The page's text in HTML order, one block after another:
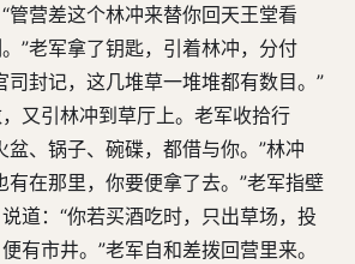
管营差这个林冲来替你回天王堂看
”老军拿了钥匙，引着林冲，分付
司封记，这几堆草一堆堆都有数目。”
又引林冲到草厅上。老军收拾行
盆、锅子、碗碟，都借与你。”林冲
有在那里，你要便拿了去。”老军指壁
道：“你若买酒吃时，只出草场，投
有市井。”老军自和差拨回营里来。